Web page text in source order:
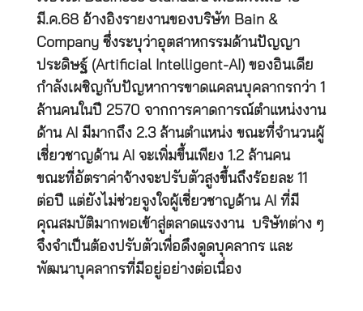
มี.ค.68 อ้างอิงรายงานของบริษัท Bain &
Company ซึ่งระบุว่าอุตสาหกรรมด้านปัญญา
ประดิษฐ์ (Artificial Intelligent-AI) ของอินเดีย
กำลังเผชิญกับปัญหาการขาดแคลนบุคลากรกว่า 1
ล้านคนในปี 2570 จากการคาดการณ์ตำแหน่งงาน
ด้าน AI มีมากถึง 2.3 ล้านตำแหน่ง ขณะที่จำนวนผู้
เชี่ยวชาญด้าน AI จะเพิ่มขึ้นเพียง 1.2 ล้านคน
ขณะที่อัตราค่าจ้างจะปรับตัวสูงขึ้นถึงร้อยละ 11
ต่อปี แต่ยังไม่ช่วยจูงใจผู้เชี่ยวชาญด้าน AI ที่มี
คุณสมบัติมากพอเข้าสู่ตลาดแรงงาน บริษัทต่าง ๆ
จึงจำเป็นต้องปรับตัวเพื่อดึงดูดบุคลากร และ
พัฒนาบุคลากรที่มีอยู่อย่างต่อเนื่อง